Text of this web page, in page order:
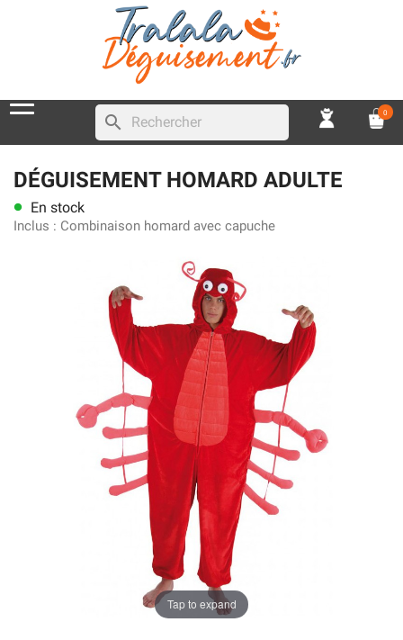
search 0
DÉGUISEMENT HOMARD ADULTE
lens En stock
Inclus : Combinaison homard avec capuche
Tap to expand